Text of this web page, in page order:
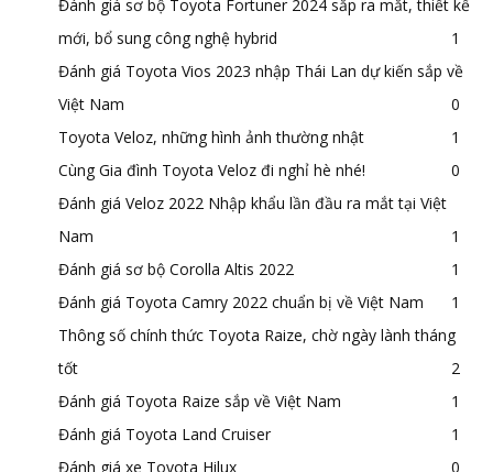
Đánh giá sơ bộ Toyota Fortuner 2024 sắp ra mắt, thiết kế
mới, bổ sung công nghệ hybrid
1
Đánh giá Toyota Vios 2023 nhập Thái Lan dự kiến sắp về
Việt Nam
0
Toyota Veloz, những hình ảnh thường nhật
1
Cùng Gia đình Toyota Veloz đi nghỉ hè nhé!
0
Đánh giá Veloz 2022 Nhập khẩu lần đầu ra mắt tại Việt
Nam
1
Đánh giá sơ bộ Corolla Altis 2022
1
Đánh giá Toyota Camry 2022 chuẩn bị về Việt Nam
1
Thông số chính thức Toyota Raize, chờ ngày lành tháng
tốt
2
Đánh giá Toyota Raize sắp về Việt Nam
1
Đánh giá Toyota Land Cruiser
1
Đánh giá xe Toyota Hilux
0